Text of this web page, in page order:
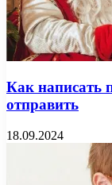
Как написать
отправить
18.09.2024